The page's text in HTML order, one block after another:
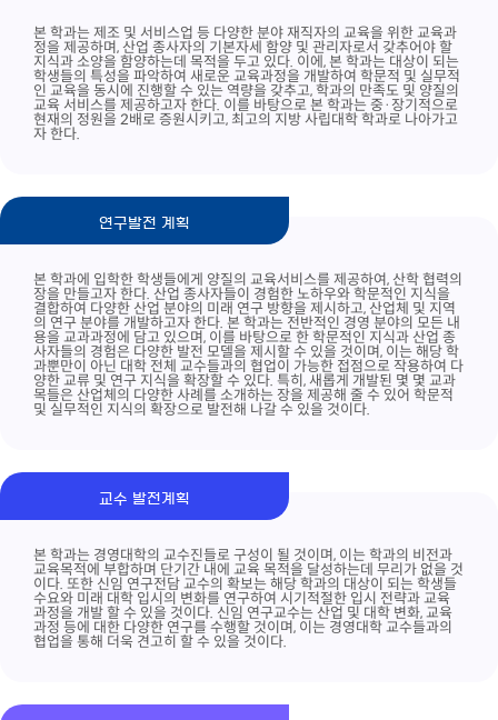
본 학과는 제조 및 서비스업 등 다양한 분야 재직자의 교육을 위한 교육과
정을 제공하며, 산업 종사자의 기본자세 함양 및 관리자로서 갖추어야 할
지식과 소양을 함양하는데 목적을 두고 있다. 이에, 본 학과는 대상이 되는
학생들의 특성을 파악하여 새로운 교육과정을 개발하여 학문적 및 실무적
인 교육을 동시에 진행할 수 있는 역량을 갖추고, 학과의 만족도 및 양질의
교육 서비스를 제공하고자 한다. 이를 바탕으로 본 학과는 중·장기적으로
현재의 정원을 2배로 증원시키고, 최고의 지방 사립대학 학과로 나아가고
자 한다.
연구발전 계획
본 학과에 입학한 학생들에게 양질의 교육서비스를 제공하여, 산학 협력의
장을 만들고자 한다. 산업 종사자들이 경험한 노하우와 학문적인 지식을
결합하여 다양한 산업 분야의 미래 연구 방향을 제시하고, 산업체 및 지역
의 연구 분야를 개발하고자 한다. 본 학과는 전반적인 경영 분야의 모든 내
용을 교과과정에 담고 있으며, 이를 바탕으로 한 학문적인 지식과 산업 종
사자들의 경험은 다양한 발전 모델을 제시할 수 있을 것이며, 이는 해당 학
과뿐만이 아닌 대학 전체 교수들과의 협업이 가능한 접점으로 작용하여 다
양한 교류 및 연구 지식을 확장할 수 있다. 특히, 새롭게 개발된 몇 몇 교과
목들은 산업체의 다양한 사례를 소개하는 장을 제공해 줄 수 있어 학문적
및 실무적인 지식의 확장으로 발전해 나갈 수 있을 것이다.
교수 발전계획
본 학과는 경영대학의 교수진들로 구성이 될 것이며, 이는 학과의 비전과
교육목적에 부합하며 단기간 내에 교육 목적을 달성하는데 무리가 없을 것
이다. 또한 신임 연구전담 교수의 확보는 해당 학과의 대상이 되는 학생들
수요와 미래 대학 입시의 변화를 연구하여 시기적절한 입시 전략과 교육
과정을 개발 할 수 있을 것이다. 신임 연구교수는 산업 및 대학 변화, 교육
과정 등에 대한 다양한 연구를 수행할 것이며, 이는 경영대학 교수들과의
협업을 통해 더욱 견고히 할 수 있을 것이다.